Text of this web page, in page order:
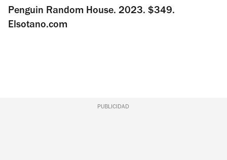
Penguin Random House. 2023. $349.
Elsotano.com
PUBLICIDAD